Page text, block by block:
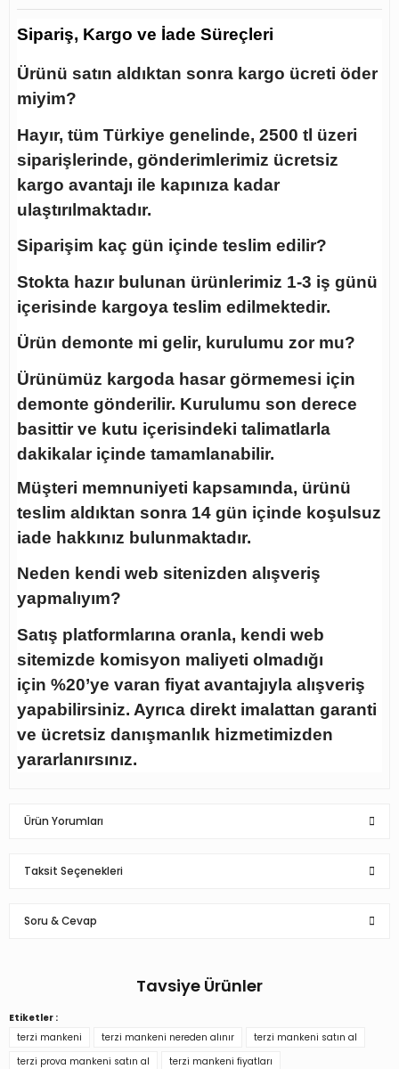
Sipariş, Kargo ve İade Süreçleri
Ürünü satın aldıktan sonra kargo ücreti öder
miyim?
Hayır, tüm Türkiye genelinde, 2500 tl üzeri
siparişlerinde, gönderimlerimiz ücretsiz
kargo avantajı ile kapınıza kadar
ulaştırılmaktadır.
Siparişim kaç gün içinde teslim edilir?
Stokta hazır bulunan ürünlerimiz 1-3 iş günü
içerisinde kargoya teslim edilmektedir.
Ürün demonte mi gelir, kurulumu zor mu?
Ürünümüz kargoda hasar görmemesi için
demonte gönderilir. Kurulumu son derece
basittir ve kutu içerisindeki talimatlarla
dakikalar içinde tamamlanabilir.
Müşteri memnuniyeti kapsamında, ürünü
teslim aldıktan sonra 14 gün içinde koşulsuz
iade hakkınız bulunmaktadır.
Neden kendi web sitenizden alışveriş
yapmalıyım?
Satış platformlarına oranla, kendi web
sitemizde komisyon maliyeti olmadığı
için %20’ye varan fiyat avantajıyla alışveriş
yapabilirsiniz. Ayrıca direkt imalattan garanti
ve ücretsiz danışmanlık hizmetimizden
yararlanırsınız.
Ürün Yorumları
Yüksekliği ayarlanıyor ürün aynen anlatıldığı gibi özenli
Yorum Yaz
Taksit Seçenekleri
Soru & Cevap
Ürün hakkında henüz soru sorulmamış.
Soru Sor
Tavsiye Ürünler
Etiketler :
terzi mankeni
terzi mankeni nereden alınır
terzi mankeni satın al
terzi prova mankeni satın al
terzi mankeni fiyatları